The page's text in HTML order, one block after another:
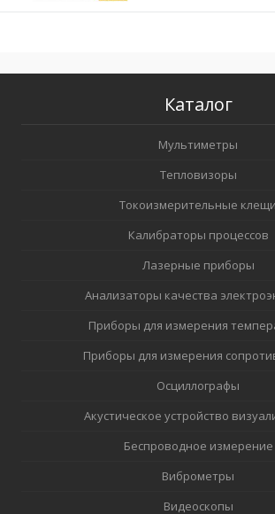
Каталог
Мультиметры
Тепловизоры
Токоизмерительные клещи
Калибраторы процессов
Лазерные приборы
Анализаторы качества
Приборы для измерения
Приборы для измерения
Осциллографы
Акустическое устройство
Беспроводное измерение
Виброметры
Видеоскопы